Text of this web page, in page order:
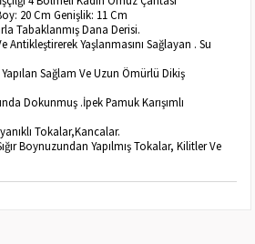
20 Cm Genişlik: 11 Cm
Tabaklanmış Dana Derisi.
Antikleştirerek Yaşlanmasını Sağlayan . Su
Yapılan Sağlam Ve Uzun Ömürlü Dikiş
Dokunmuş .İpek Pamuk Karışımlı
Tokalar,Kancalar.
Boynuzundan Yapılmış Tokalar, Kilitler Ve